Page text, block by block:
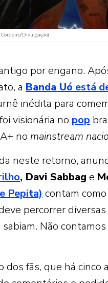
Divulgação)
por engano.
a Banda Uó está
inédita para
visionária no pop
no mainstream
neste retorno,
, Davi Sabbag e
Pepita) contam
percorrer
Não
fãs, que há cinco